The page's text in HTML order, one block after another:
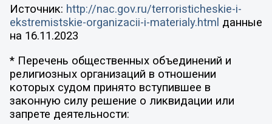
Источник: http://nac.gov.ru/terroristicheskie-i-
ekstremistskie-organizacii-i-materialy.html данные
на 16.11.2023
* Перечень общественных объединений и
религиозных организаций в отношении
которых судом принято вступившее в
законную силу решение о ликвидации или
запрете деятельности: